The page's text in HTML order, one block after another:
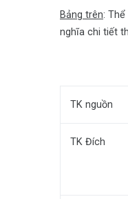
Bảng trên:
nghĩa chi tiết
TK nguồn
TK Đích